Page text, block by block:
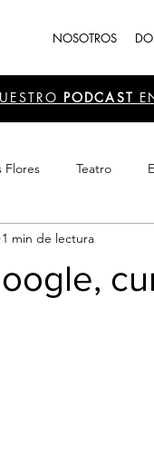
NOSOTROS
PODCAST
Flores Teatro
Recreación
1 min de lectura